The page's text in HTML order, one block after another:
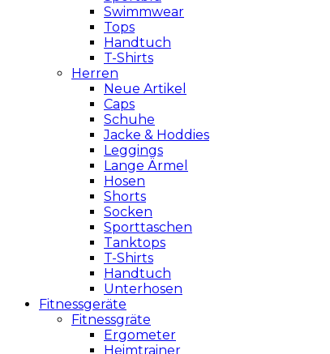
Swimmwear
Tops
Handtuch
T-Shirts
Herren
Neue Artikel
Caps
Schuhe
Jacke & Hoddies
Leggings
Lange Ärmel
Hosen
Shorts
Socken
Sporttaschen
Tanktops
T-Shirts
Handtuch
Unterhosen
Fitnessgeräte
Fitnessgräte
Ergometer
Heimtrainer